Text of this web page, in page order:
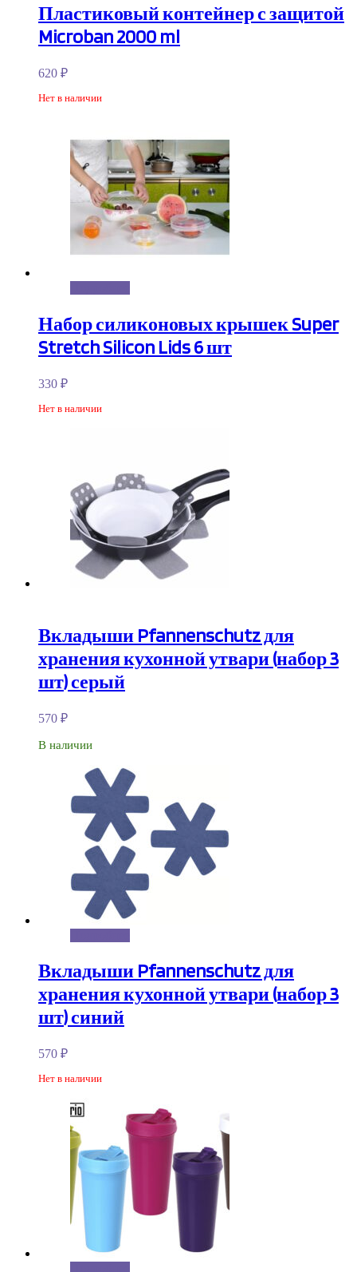
Пластиковый контейнер с защитой
Microban 2000 ml
620 ₽
Нет в наличии
Набор силиконовых крышек Super
Stretch Silicon Lids 6 шт
330 ₽
Нет в наличии
Вкладыши Pfannenschutz для
хранения кухонной утвари (набор 3
шт) серый
570 ₽
В наличии
Вкладыши Pfannenschutz для
хранения кухонной утвари (набор 3
шт) синий
570 ₽
Нет в наличии